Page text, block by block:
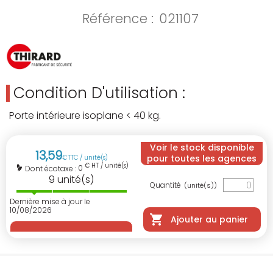
Référence : 021107
Condition D'utilisation :
Porte intérieure isoplane < 40 kg.
13,59€TTC / unité(s)
Dont écotaxe : 0 € HT / unité(s)
9 unité(s)
Dernière mise à jour le
10/08/2026
Voir le stock disponible
pour toutes les agences
Quantité (unité(s))
Ajouter au panier